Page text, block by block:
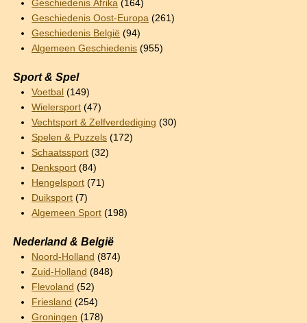
Geschiedenis Afrika (164)
Geschiedenis Oost-Europa (261)
Geschiedenis België (94)
Algemeen Geschiedenis (955)
Sport & Spel
Voetbal (149)
Wielersport (47)
Vechtsport & Zelfverdediging (30)
Spelen & Puzzels (172)
Schaatssport (32)
Denksport (84)
Hengelsport (71)
Duiksport (7)
Algemeen Sport (198)
Nederland & België
Noord-Holland (874)
Zuid-Holland (848)
Flevoland (52)
Friesland (254)
Groningen (178)